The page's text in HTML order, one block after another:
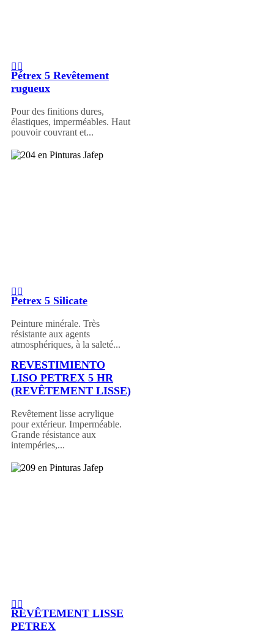
Pétrex 5 Revêtement
rugueux
Pour des finitions dures,
élastiques, imperméables. Haut
pouvoir couvrant et...
Petrex 5 Silicate
Peinture minérale. Très
résistante aux agents
atmosphériques, à la saleté...
REVESTIMIENTO
LISO PETREX 5 HR
(REVÊTEMENT LISSE)
Revêtement lisse acrylique
pour extérieur. Imperméable.
Grande résistance aux
intempéries,...
REVÊTEMENT LISSE
PETREX